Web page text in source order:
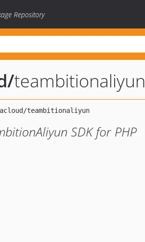
Repository
/teambitionaliyun
SDK for PHP